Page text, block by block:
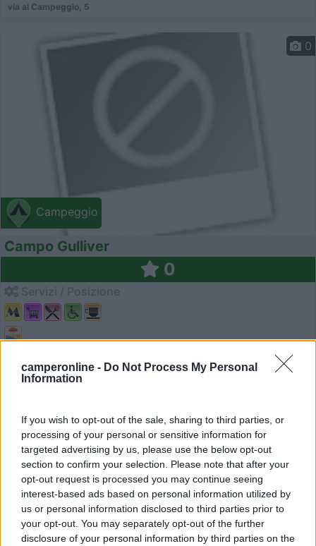
camperonline - Do Not Process My Personal
Information
If you wish to opt-out of the sale, sharing to third parties, or
processing of your personal or sensitive information for
targeted advertising by us, please use the below opt-out
section to confirm your selection. Please note that after your
opt-out request is processed you may continue seeing
interest-based ads based on personal information utilized by
us or personal information disclosed to third parties prior to
your opt-out. You may separately opt-out of the further
disclosure of your personal information by third parties on the
via al Campeggio, 5
Campeggio
0
Campo Gulliver
0
Via Ampurias, 1cs